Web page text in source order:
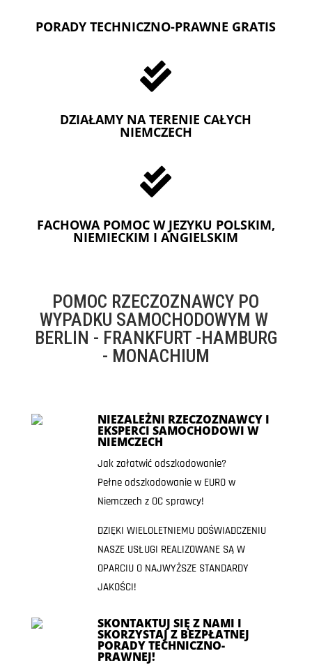
PORADY TECHNICZNO-PRAWNE GRATIS

DZIAŁAMY NA TERENIE CAŁYCH
NIEMCZECH

FACHOWA POMOC W JEZYKU POLSKIM,
NIEMIECKIM I ANGIELSKIM
POMOC RZECZOZNAWCY PO
WYPADKU SAMOCHODOWYM W
BERLIN - FRANKFURT -HAMBURG
- MONACHIUM
NIEZALEŻNI RZECZOZNAWCY I
EKSPERCI SAMOCHODOWI W
NIEMCZECH
Jak załatwić odszkodowanie?
Pełne odszkodowanie w EURO w
Niemczech z OC sprawcy!
DZIĘKI WIELOLETNIEMU DOŚWIADCZENIU
NASZE USŁUGI REALIZOWANE SĄ W
OPARCIU O NAJWYŻSZE STANDARDY
JAKOŚCI!
SKONTAKTUJ SIĘ Z NAMI I
SKORZYSTAJ Z BEZPŁATNEJ
PORADY TECHNICZNO-
PRAWNEJ!